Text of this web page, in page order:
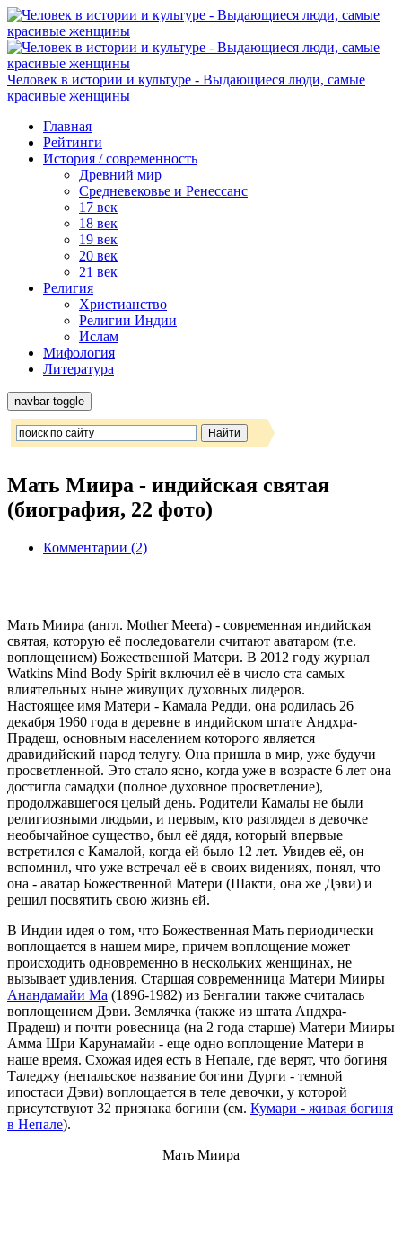
Человек в истории и культуре - Выдающиеся люди, самые
красивые женщины
Главная
Рейтинги
История / современность
Древний мир
Средневековье и Ренессанс
17 век
18 век
19 век
20 век
21 век
Религия
Христианство
Религии Индии
Ислам
Мифология
Литература
navbar-toggle
Мать Миира - индийская святая
(биография, 22 фото)
Комментарии (2)
Мать Миира (англ. Mother Meera) - современная индийская
святая, которую её последователи считают аватаром (т.е.
воплощением) Божественной Матери. В 2012 году журнал
Watkins Mind Body Spirit включил её в число ста самых
влиятельных ныне живущих духовных лидеров.
Настоящее имя Матери - Камала Редди, она родилась 26
декабря 1960 года в деревне в индийском штате Андхра-
Прадеш, основным населением которого является
дравидийский народ телугу. Она пришла в мир, уже будучи
просветленной. Это стало ясно, когда уже в возрасте 6 лет она
достигла самадхи (полное духовное просветление),
продолжавшегося целый день. Родители Камалы не были
религиозными людьми, и первым, кто разглядел в девочке
необычайное существо, был её дядя, который впервые
встретился с Камалой, когда ей было 12 лет. Увидев её, он
вспомнил, что уже встречал её в своих видениях, понял, что
она - аватар Божественной Матери (Шакти, она же Дэви) и
решил посвятить свою жизнь ей.
В Индии идея о том, что Божественная Мать периодически
воплощается в нашем мире, причем воплощение может
происходить одновременно в нескольких женщинах, не
вызывает удивления. Старшая современница Матери Мииры
Анандамайи Ма (1896-1982) из Бенгалии также считалась
воплощением Дэви. Землячка (также из штата Андхра-
Прадеш) и почти ровесница (на 2 года старше) Матери Мииры
Амма Шри Карунамайи - еще одно воплощение Матери в
наше время. Схожая идея есть в Непале, где верят, что богиня
Таледжу (непальское название богини Дурги - темной
ипостаси Дэви) воплощается в теле девочки, у которой
присутствуют 32 признака богини (см. Кумари - живая богиня
в Непале).
Мать Миира